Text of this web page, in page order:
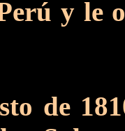
y le
de